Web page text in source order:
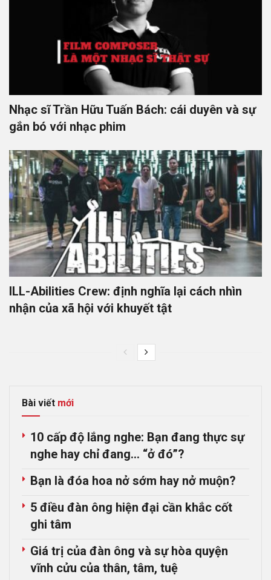
Nhạc sĩ Trần Hữu Tuấn Bách: cái duyên và sự
gắn bó với nhạc phim
ILL-Abilities Crew: định nghĩa lại cách nhìn
nhận của xã hội với khuyết tật
Bài viết mới
10 cấp độ lắng nghe: Bạn đang thực sự
nghe hay chỉ đang… “ở đó”?
Bạn là đóa hoa nở sớm hay nở muộn?
5 điều đàn ông hiện đại cần khắc cốt
ghi tâm
Giá trị của đàn ông và sự hòa quyện
vĩnh cửu của thân, tâm, tuệ